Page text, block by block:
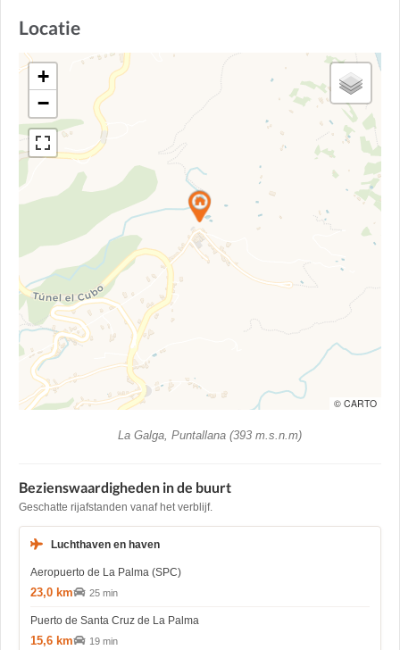
Locatie
+
−
© CARTO
La Galga, Puntallana (393 m.s.n.m)
Bezienswaardigheden in de buurt
Geschatte rijafstanden vanaf het verblijf.
Luchthaven en haven
Aeropuerto de La Palma (SPC)
23,0 km 25 min
Puerto de Santa Cruz de La Palma
15,6 km 19 min